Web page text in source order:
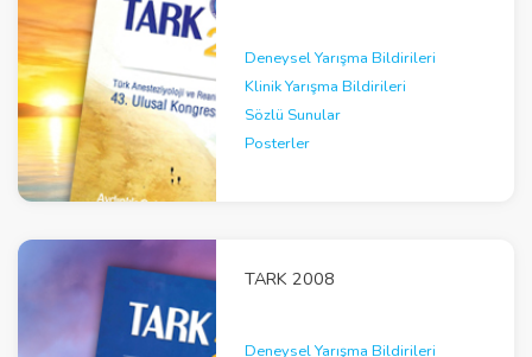
Deneysel Yarışma Bildirileri
Klinik Yarışma Bildirileri
Sözlü Sunular
Posterler
TARK 2008
Deneysel Yarışma Bildirileri